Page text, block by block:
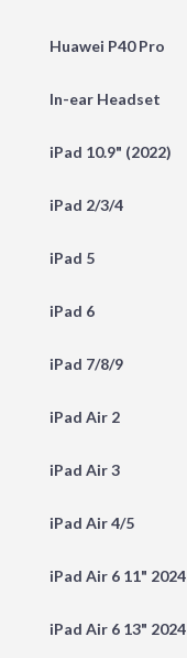
Huawei P40 Pro
In-ear Headset
iPad 10.9" (2022)
iPad 2/3/4
iPad 5
iPad 6
iPad 7/8/9
iPad Air 2
iPad Air 3
iPad Air 4/5
iPad Air 6 11" 2024
iPad Air 6 13" 2024